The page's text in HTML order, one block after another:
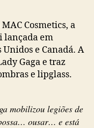
Cosmetics, a
lançada em
e Canadá. A
Gaga e traz
e lipglass.
mobilizou legiões de
ousar… e está